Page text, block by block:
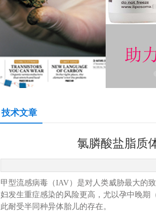
技术文章
氯膦酸盐脂质
甲型流感病毒（IAV）是对人类威胁最大的
妇发生重症感染的风险更高，尤以孕中晚期
此耐受半同种异体胎儿的存在。